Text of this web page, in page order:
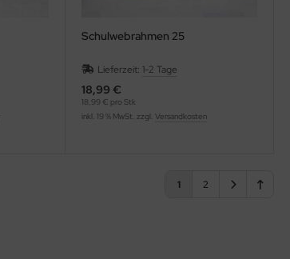
Schulwebrahmen 25
Lieferzeit:1-2 Tage
18,99 €
18,99 € pro Stk
inkl. 19 % MwSt. zzgl.Versandkosten
1 2